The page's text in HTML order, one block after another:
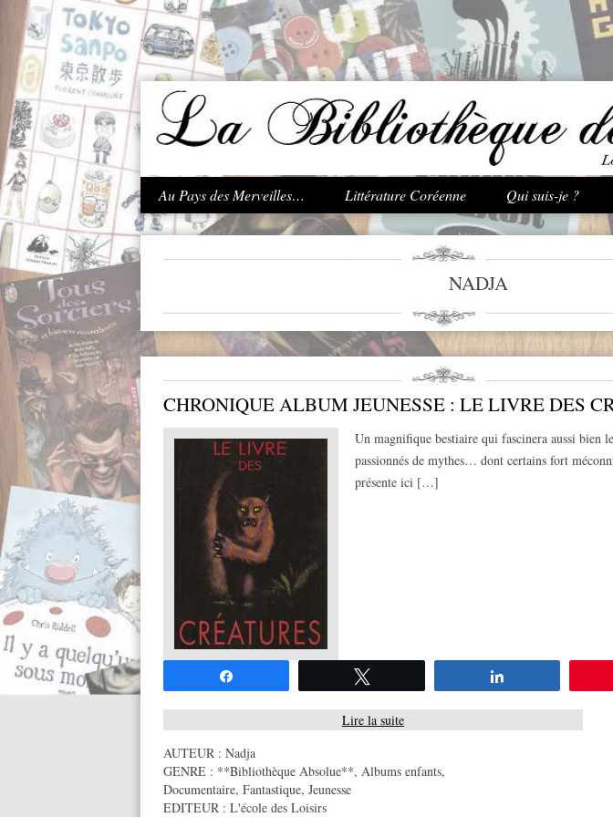
.
Aller au contenu principal
Au Pays des Merveilles… Littérature Coréenne Qui suis-je ?
NADJA
CHRONIQUE ALBUM JEUNESSE : LE LIVRE DES
Un magnifique bestiaire qui fascinera aussi bien
passionnés de mythes… dont certains fort
présente ici […]
Lire la suite
AUTEUR : Nadja
GENRE : **Bibliothèque Absolue**, Albums enfants,
Documentaire, Fantastique, Jeunesse
EDITEUR : L'école des Loisirs